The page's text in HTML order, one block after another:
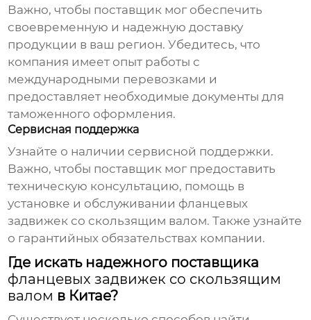
Важно, чтобы поставщик мог обеспечить
своевременную и надежную доставку
продукции в ваш регион. Убедитесь, что
компания имеет опыт работы с
международными перевозками и
предоставляет необходимые документы для
таможенного оформления.
Сервисная поддержка
Узнайте о наличии сервисной поддержки.
Важно, чтобы поставщик мог предоставить
техническую консультацию, помощь в
установке и обслуживании фланцевых
задвижек со скользящим валом. Также узнайте
о гарантийных обязательствах компании.
Где искать надежного поставщика
фланцевых задвижек со скользящим
валом в Китае?